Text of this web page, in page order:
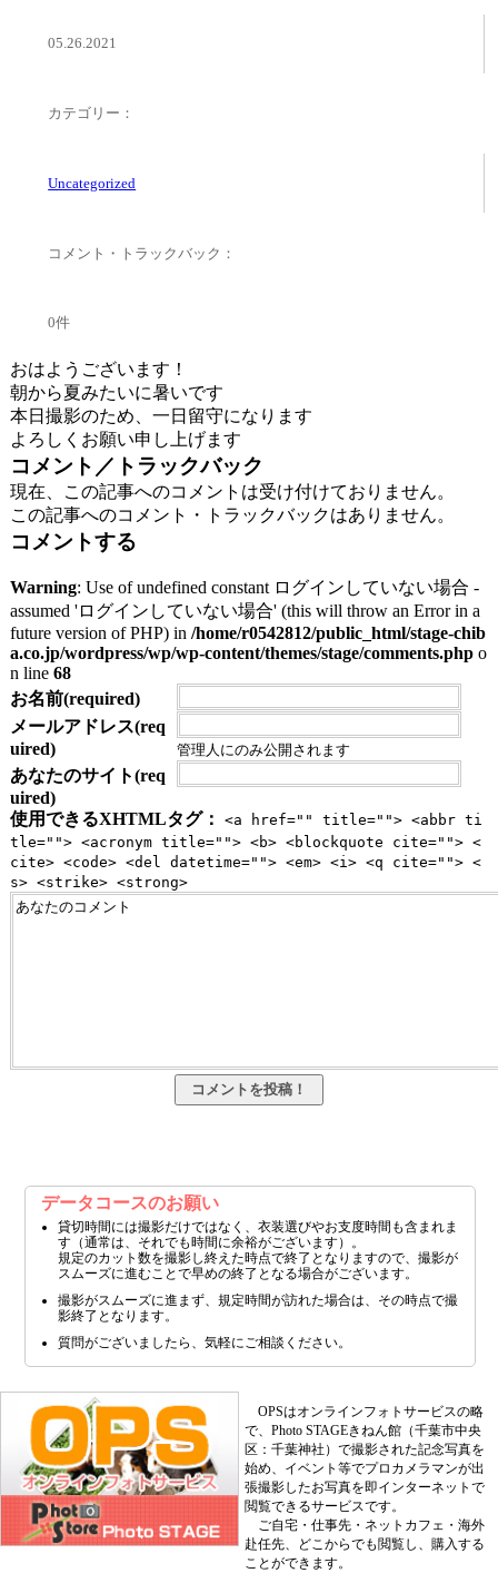
05.26.2021
カテゴリー：
Uncategorized
コメント・トラックバック：
0件
おはようございます！
朝から夏みたいに暑いです
本日撮影のため、一日留守になります
よろしくお願い申し上げます
コメント／トラックバック
現在、この記事へのコメントは受け付けておりません。
この記事へのコメント・トラックバックはありません。
コメントする
Warning: Use of undefined constant ログインしていない場合 -
assumed 'ログインしていない場合' (this will throw an Error in a
future version of PHP) in /home/r0542812/public_html/stage-chib
a.co.jp/wordpress/wp/wp-content/themes/stage/comments.phpo
n line 68
お名前(required)
メールアドレス(req
uired)
管理人にのみ公開されます
あなたのサイト(req
uired)
使用できるXHTMLタグ：
<a href="" title=""> <abbr ti
tle=""> <acronym title=""> <b> <blockquote cite=""> <
cite> <code> <del datetime=""> <em> <i> <q cite=""> <
s> <strike> <strong>
データコースのお願い
貸切時間には撮影だけではなく、衣装選びやお支度時間も含まれま
す（通常は、それでも時間に余裕がございます）。
規定のカット数を撮影し終えた時点で終了となりますので、撮影が
スムーズに進むことで早めの終了となる場合がございます。
撮影がスムーズに進まず、規定時間が訪れた場合は、その時点で撮
影終了となります。
質問がございましたら、気軽にご相談ください。
OPSはオンラインフォトサービスの略
で、Photo STAGEきねん館（千葉市中央
区：千葉神社）で撮影された記念写真を
始め、イベント等でプロカメラマンが出
張撮影したお写真を即インターネットで
閲覧できるサービスです。
ご自宅・仕事先・ネットカフェ・海外
赴任先、どこからでも閲覧し、購入する
ことができます。